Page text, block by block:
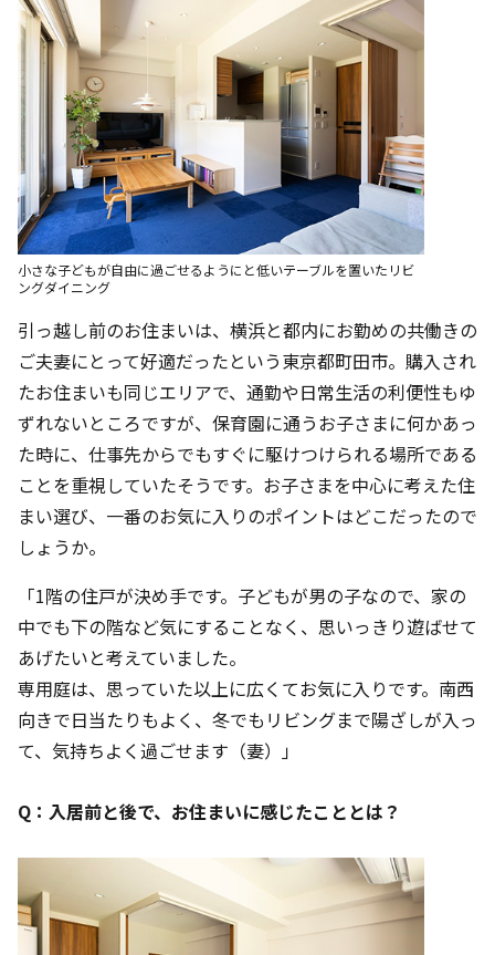
小さな子どもが自由に過ごせるようにと低いテーブルを置いたリビ
ングダイニング
引っ越し前のお住まいは、横浜と都内にお勤めの共働きの
ご夫妻にとって好適だったという東京都町田市。購入され
たお住まいも同じエリアで、通勤や日常生活の利便性もゆ
ずれないところですが、保育園に通うお子さまに何かあっ
た時に、仕事先からでもすぐに駆けつけられる場所である
ことを重視していたそうです。お子さまを中心に考えた住
まい選び、一番のお気に入りのポイントはどこだったので
しょうか。
「1階の住戸が決め手です。子どもが男の子なので、家の
中でも下の階など気にすることなく、思いっきり遊ばせて
あげたいと考えていました。
専用庭は、思っていた以上に広くてお気に入りです。南西
向きで日当たりもよく、冬でもリビングまで陽ざしが入っ
て、気持ちよく過ごせます（妻）」
Q：入居前と後で、お住まいに感じたこととは？